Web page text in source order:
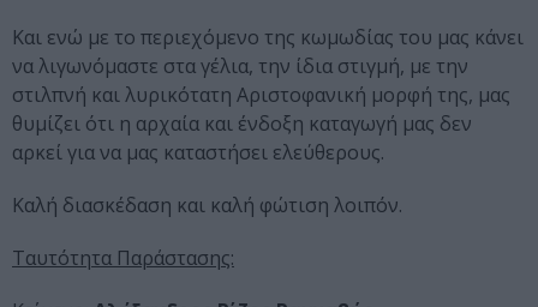
Και ενώ με το περιεχόμενο της κωμωδίας του μας κάνει
να λιγωνόμαστε στα γέλια, την ίδια στιγμή, με την
στιλπνή και λυρικότατη Αριστοφανική μορφή της, μας
θυμίζει ότι η αρχαία και ένδοξη καταγωγή μας δεν
αρκεί για να μας καταστήσει ελεύθερους.
Καλή διασκέδαση και καλή φώτιση λοιπόν.
Ταυτότητα Παράστασης: